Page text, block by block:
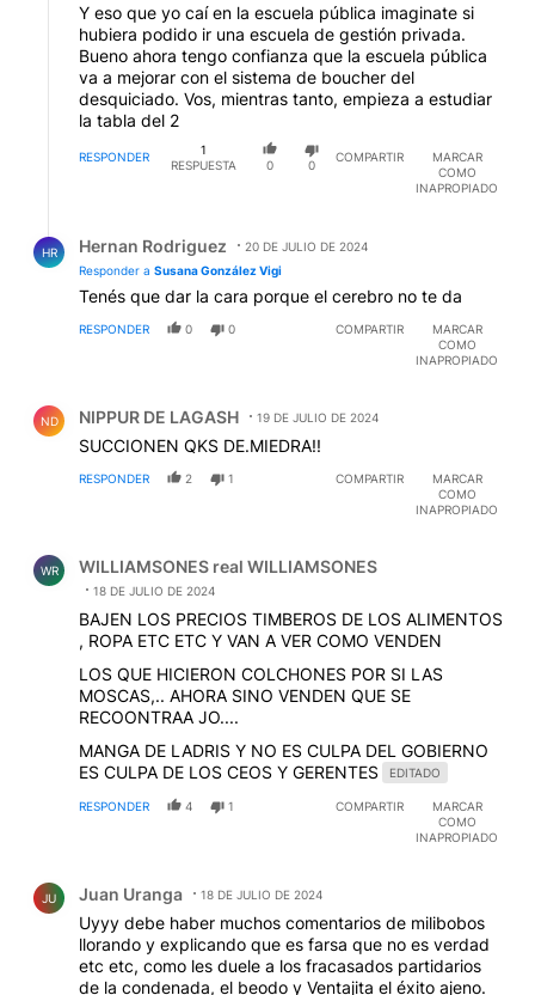
Y eso que yo caí en la escuela pública imaginate si
hubiera podido ir una escuela de gestión privada.
Bueno ahora tengo confianza que la escuela pública
va a mejorar con el sistema de boucher del
desquiciado. Vos, mientras tanto, empieza a estudiar
la tabla del 2
RESPONDER
1
RESPUESTA
0 0
COMPARTIR
MARCAR
COMO
INAPROPIADO
HR Hernan Rodriguez
20 DE JULIO DE 2024
Responder a Susana González Vigi
Tenés que dar la cara porque el cerebro no te da
RESPONDER 0 0 COMPARTIR
MARCAR
COMO
INAPROPIADO
ND NIPPUR DE LAGASH 19 DE JULIO DE 2024
SUCCIONEN QKS DE.MIEDRA!!
RESPONDER 2 1 COMPARTIR
MARCAR
COMO
INAPROPIADO
WR WILLIAMSONES real WILLIAMSONES
18 DE JULIO DE 2024
BAJEN LOS PRECIOS TIMBEROS DE LOS ALIMENTOS
, ROPA ETC ETC Y VAN A VER COMO VENDEN
LOS QUE HICIERON COLCHONES POR SI LAS
MOSCAS,.. AHORA SINO VENDEN QUE SE
RECOONTRAA JO....
MANGA DE LADRIS Y NO ES CULPA DEL GOBIERNO
ES CULPA DE LOS CEOS Y GERENTES
EDITADO
RESPONDER 4 1 COMPARTIR
MARCAR
COMO
INAPROPIADO
JU Juan Uranga 18 DE JULIO DE 2024
Uyyy debe haber muchos comentarios de milibobos
llorando y explicando que es farsa que no es verdad
etc etc, como les duele a los fracasados partidarios
de la condenada, el beodo y Ventajita el éxito ajeno.